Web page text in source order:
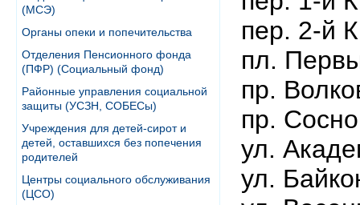
(МСЭ)
Органы опеки и попечительства
Отделения Пенсионного фонда
(ПФР) (Социальный фонд)
Районные управления социальной
защиты (УСЗН, СОБЕСы)
Учреждения для детей-сирот и
детей, оставшихся без попечения
родителей
Центры социального обслуживания
(ЦСО)
пер. 2-й
пл.
пр.
пр.
ул.
ул.